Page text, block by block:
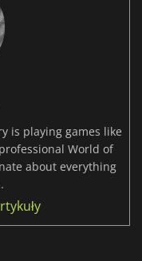
is playing games like
World of
about everything